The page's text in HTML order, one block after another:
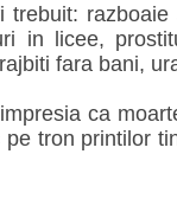
in licee,
fara bani,
ca
tron printilor